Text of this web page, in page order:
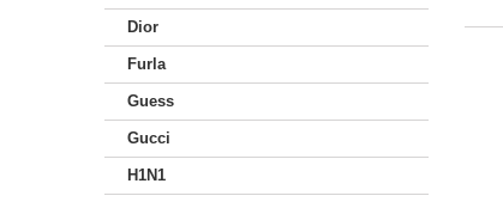
Dior
Furla
Guess
Gucci
H1N1